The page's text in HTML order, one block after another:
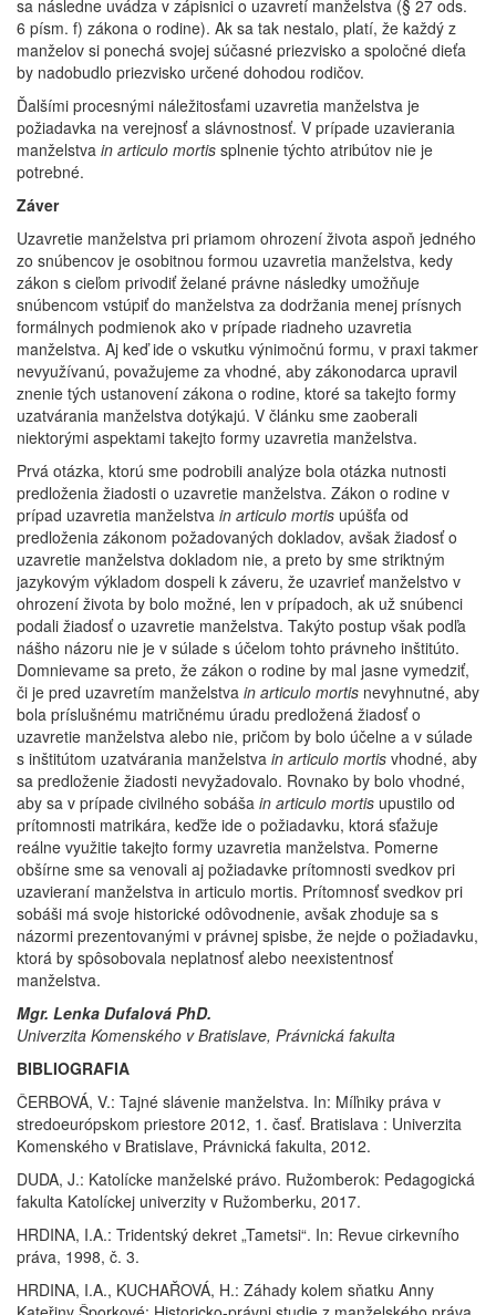
sa následne uvádza v zápisnici o uzavretí manželstva (§ 27 ods.
6 písm. f) zákona o rodine). Ak sa tak nestalo, platí, že každý z
manželov si ponechá svojej súčasné priezvisko a spoločné dieťa
by nadobudlo priezvisko určené dohodou rodičov.
Ďalšími procesnými náležitosťami uzavretia manželstva je
požiadavka na verejnosť a slávnostnosť. V prípade uzavierania
manželstva in articulo mortis splnenie týchto atribútov nie je
potrebné.
Záver
Uzavretie manželstva pri priamom ohrození života aspoň jedného
zo snúbencov je osobitnou formou uzavretia manželstva, kedy
zákon s cieľom privodiť želané právne následky umožňuje
snúbencom vstúpiť do manželstva za dodržania menej prísnych
formálnych podmienok ako v prípade riadneho uzavretia
manželstva. Aj keď ide o vskutku výnimočnú formu, v praxi takmer
nevyužívanú, považujeme za vhodné, aby zákonodarca upravil
znenie tých ustanovení zákona o rodine, ktoré sa takejto formy
uzatvárania manželstva dotýkajú. V článku sme zaoberali
niektorými aspektami takejto formy uzavretia manželstva.
Prvá otázka, ktorú sme podrobili analýze bola otázka nutnosti
predloženia žiadosti o uzavretie manželstva. Zákon o rodine v
prípad uzavretia manželstva in articulo mortis upúšťa od
predloženia zákonom požadovaných dokladov, avšak žiadosť o
uzavretie manželstva dokladom nie, a preto by sme striktným
jazykovým výkladom dospeli k záveru, že uzavrieť manželstvo v
ohrození života by bolo možné, len v prípadoch, ak už snúbenci
podali žiadosť o uzavretie manželstva. Takýto postup však podľa
nášho názoru nie je v súlade s účelom tohto právneho inštitúto.
Domnievame sa preto, že zákon o rodine by mal jasne vymedziť,
či je pred uzavretím manželstva in articulo mortis nevyhnutné, aby
bola príslušnému matričnému úradu predložená žiadosť o
uzavretie manželstva alebo nie, pričom by bolo účelne a v súlade
s inštitútom uzatvárania manželstva in articulo mortis vhodné, aby
sa predloženie žiadosti nevyžadovalo. Rovnako by bolo vhodné,
aby sa v prípade civilného sobáša in articulo mortis upustilo od
prítomnosti matrikára, keďže ide o požiadavku, ktorá sťažuje
reálne využitie takejto formy uzavretia manželstva. Pomerne
obšírne sme sa venovali aj požiadavke prítomnosti svedkov pri
uzavieraní manželstva in articulo mortis. Prítomnosť svedkov pri
sobáši má svoje historické odôvodnenie, avšak zhoduje sa s
názormi prezentovanými v právnej spisbe, že nejde o požiadavku,
ktorá by spôsobovala neplatnosť alebo neexistentnosť
manželstva.
Mgr. Lenka Dufalová PhD.
Univerzita Komenského v Bratislave, Právnická fakulta
BIBLIOGRAFIA
ČERBOVÁ, V.: Tajné slávenie manželstva. In: Míľniky práva v
stredoeurópskom priestore 2012, 1. časť. Bratislava : Univerzita
Komenského v Bratislave, Právnická fakulta, 2012.
DUDA, J.: Katolícke manželské právo. Ružomberok: Pedagogická
fakulta Katolíckej univerzity v Ružomberku, 2017.
HRDINA, I.A.: Tridentský dekret „Tametsi“. In: Revue cirkevního
práva, 1998, č. 3.
HRDINA, I.A., KUCHAŘOVÁ, H.: Záhady kolem sňatku Anny